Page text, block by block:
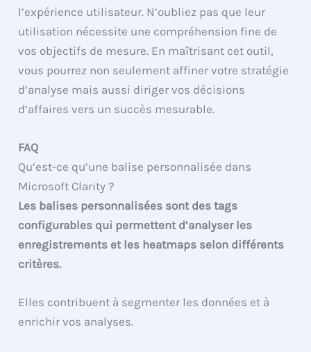
l’expérience utilisateur. N’oubliez pas que leur
utilisation nécessite une compréhension fine de
vos objectifs de mesure. En maîtrisant cet outil,
vous pourrez non seulement affiner votre stratégie
d’analyse mais aussi diriger vos décisions
d’affaires vers un succès mesurable.
FAQ
Qu’est-ce qu’une balise personnalisée dans
Microsoft Clarity ?
Les balises personnalisées sont des tags
configurables qui permettent d’analyser les
enregistrements et les heatmaps selon différents
critères.
Elles contribuent à segmenter les données et à
enrichir vos analyses.